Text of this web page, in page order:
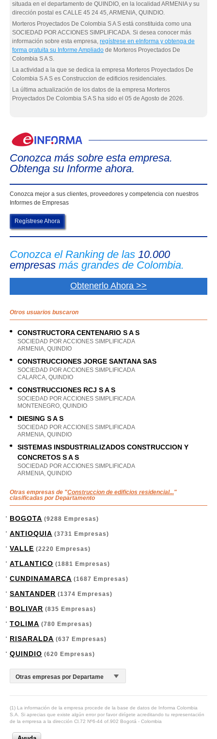
situada en el departamento de QUINDIO, en la localidad ARMENIA y su
dirección postal es CALLE 45 24 45, ARMENIA, QUINDIO.
Morteros Proyectados De Colombia S A S está constituida como una
SOCIEDAD POR ACCIONES SIMPLIFICADA. Si desea conocer más
información sobre esta empresa, regístrese en eInforma y obtenga de
forma gratuita su Informe Ampliado de Morteros Proyectados De
Colombia S A S.
La actividad a la que se dedica la empresa Morteros Proyectados De
Colombia S A S es Construccion de edificios residenciales.
La última actualización de los datos de la empresa Morteros
Proyectados De Colombia S A S ha sido el 05 de Agosto de 2026.
Conozca más sobre esta empresa.
Obtenga su Informe ahora.
Conozca mejor a sus clientes, proveedores y competencia con nuestros
Informes de Empresas
Regístrese Ahora
Conozca el Ranking de las 10.000
empresas más grandes de Colombia.
Obtenerlo Ahora >>
Otros usuarios buscaron
CONSTRUCTORA CENTENARIO S A S
SOCIEDAD POR ACCIONES SIMPLIFICADA
ARMENIA, QUINDIO
CONSTRUCCIONES JORGE SANTANA SAS
SOCIEDAD POR ACCIONES SIMPLIFICADA
CALARCA, QUINDIO
CONSTRUCCIONES RCJ S A S
SOCIEDAD POR ACCIONES SIMPLIFICADA
MONTENEGRO, QUINDIO
DIESING S A S
SOCIEDAD POR ACCIONES SIMPLIFICADA
ARMENIA, QUINDIO
SISTEMAS INSDUSTRIALIZADOS CONSTRUCCION Y
CONCRETOS S A S
SOCIEDAD POR ACCIONES SIMPLIFICADA
ARMENIA, QUINDIO
Otras empresas de "Construccion de edificios residencial..."
clasificadas por Departamento
BOGOTA (9288 Empresas)
ANTIOQUIA (3731 Empresas)
VALLE (2220 Empresas)
ATLANTICO (1881 Empresas)
CUNDINAMARCA (1687 Empresas)
SANTANDER (1374 Empresas)
BOLIVAR (835 Empresas)
TOLIMA (780 Empresas)
RISARALDA (637 Empresas)
QUINDIO (620 Empresas)
(1) La información de la empresa procede de la base de datos de Informa Colombia
S.A. Si aprecias que existe algún error por favor dirígete acreditando tu representación
de la empresa a la dirección Cl.72 Nº6-44 of.902 Bogotá - Colombia